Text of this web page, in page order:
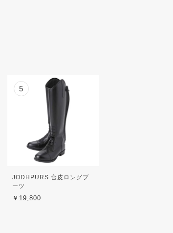
5
JODHPURS 合皮ロングブ
ーツ
￥19,800